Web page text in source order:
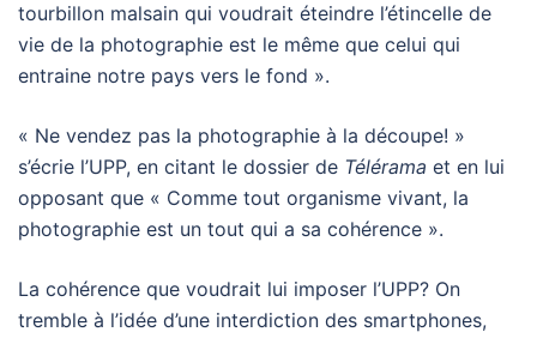
tourbillon malsain qui voudrait éteindre l’étincelle de
vie de la photographie est le même que celui qui
entraine notre pays vers le fond ».
« Ne vendez pas la photographie à la découpe! »
s’écrie l’UPP, en citant le dossier de Télérama et en lui
opposant que « Comme tout organisme vivant, la
photographie est un tout qui a sa cohérence ».
La cohérence que voudrait lui imposer l’UPP? On
tremble à l’idée d’une interdiction des smartphones,